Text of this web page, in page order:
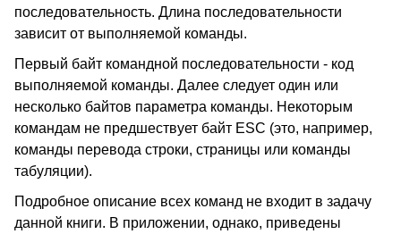
последовательность. Длина последовательности
зависит от выполняемой команды.
Первый байт командной последовательности - код
выполняемой команды. Далее следует один или
несколько байтов параметра команды. Некоторым
командам не предшествует байт ESC (это, например,
команды перевода строки, страницы или команды
табуляции).
Подробное описание всех команд не входит в задачу
данной книги. В приложении, однако, приведены